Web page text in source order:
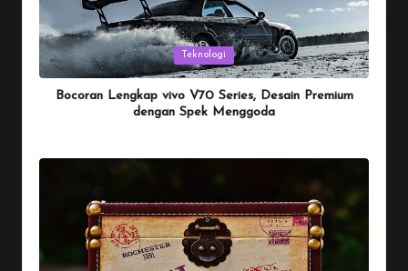
Posted
Teknologi
Bocoran Lengkap vivo V70 Series, Desain Premium
dengan Spek Menggoda